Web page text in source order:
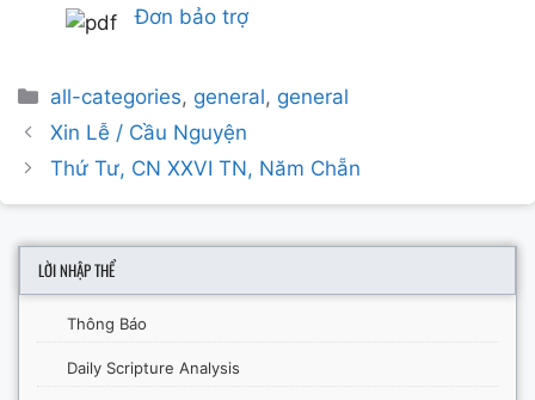
Đơn bảo trợ
Categories
all-categories, general, general
Post
navigation
Xin Lễ / Cầu Nguyện
Thứ Tư, CN XXVI TN, Năm Chẵn
LỜI NHẬP THỂ
Thông Báo
Daily Scripture Analysis